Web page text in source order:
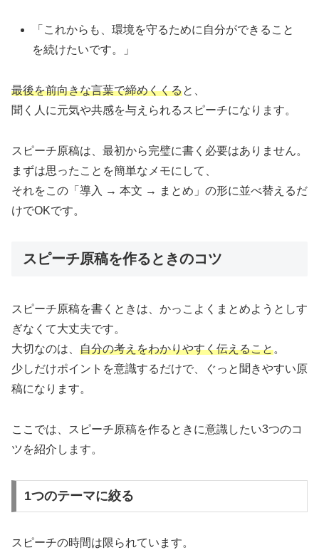
「これからも、環境を守るために自分ができること
を続けたいです。」
最後を前向きな言葉で締めくくると、
聞く人に元気や共感を与えられるスピーチになります。
スピーチ原稿は、最初から完璧に書く必要はありません。
まずは思ったことを簡単なメモにして、
それをこの「導入 → 本文 → まとめ」の形に並べ替えるだ
けでOKです。
スピーチ原稿を作るときのコツ
スピーチ原稿を書くときは、かっこよくまとめようとしす
ぎなくて大丈夫です。
大切なのは、 自分の考えをわかりやすく伝えること。
少しだけポイントを意識するだけで、ぐっと聞きやすい原
稿になります。
ここでは、スピーチ原稿を作るときに意識したい3つのコ
ツを紹介します。
1つのテーマに絞る
スピーチの時間は限られています。